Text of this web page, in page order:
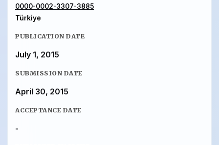
0000-0002-3307-3885
Türkiye
PUBLICATION DATE
July 1, 2015
SUBMISSION DATE
April 30, 2015
ACCEPTANCE DATE
-